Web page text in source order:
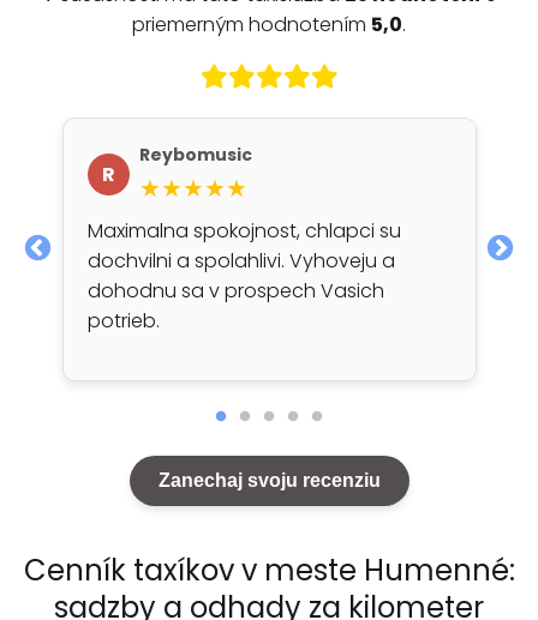
priemerným hodnotením 5,0.
R
Reybomusic
★★★★★
Maximalna spokojnost, chlapci su
dochvilni a spolahlivi. Vyhoveju a
dohodnu sa v prospech Vasich
potrieb.
Zanechaj svoju recenziu
Cenník taxíkov v meste Humenné:
sadzby a odhady za kilometer